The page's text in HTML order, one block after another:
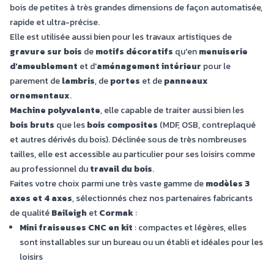
bois de petites à très grandes dimensions de façon automatisée,
rapide et ultra-précise.
Elle est utilisée aussi bien pour les travaux artistiques de
gravure sur bois demotifs décoratifs qu'enmenuiserie
d'ameublement et d'aménagement intérieur pour le
parement delambris, deportes et depanneaux
ornementaux.
Machine polyvalente, elle capable de traiter aussi bien les
bois bruts que lesbois composites (MDF, OSB, contreplaqué
et autres dérivés du bois). Déclinée sous de très nombreuses
tailles, elle est accessible au particulier pour ses loisirs comme
au professionnel dutravail du bois.
Faites votre choix parmi une très vaste gamme demodèles 3
axes et 4 axes, sélectionnés chez nos partenaires fabricants
de qualitéBaileigh etCormak:
Mini fraiseuses CNC en kit : compactes et légères, elles
sont installables sur un bureau ou un établi et idéales pour les
loisirs